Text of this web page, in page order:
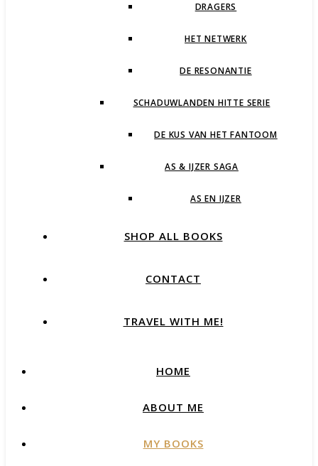
DRAGERS
HET NETWERK
DE RESONANTIE
SCHADUWLANDEN HITTE SERIE
DE KUS VAN HET FANTOOM
AS & IJZER SAGA
AS EN IJZER
SHOP ALL BOOKS
CONTACT
TRAVEL WITH ME!
HOME
ABOUT ME
MY BOOKS